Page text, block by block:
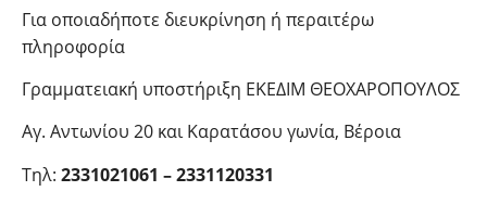
Για οποιαδήποτε διευκρίνηση ή περαιτέρω
πληροφορία
Γραμματειακή υποστήριξη ΕΚΕΔΙΜ ΘΕΟΧΑΡΟΠΟΥΛΟΣ
Αγ. Αντωνίου 20 και Καρατάσου γωνία, Βέροια
Τηλ: 2331021061 – 2331120331